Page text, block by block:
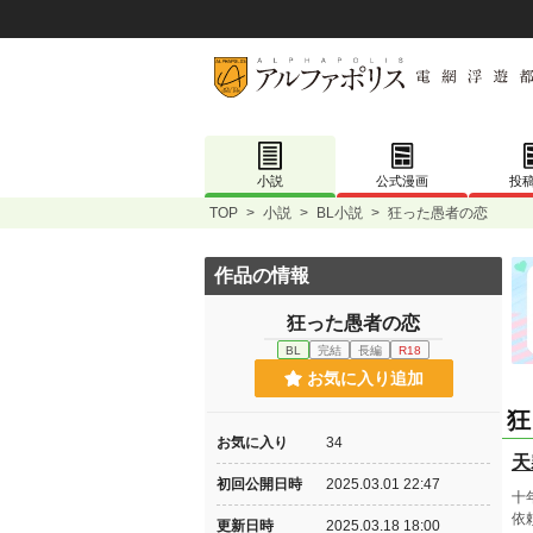
小説 公式漫画 投
TOP > 小説 > BL小説 > 狂った愚者の恋
十
依
作品の情報
狂った愚者の恋
BL 完結 長編 R18
お気に入り追加
お気に入り 34
初回公開日時 2025.03.01 22:47
更新日時 2025.03.18 18:00